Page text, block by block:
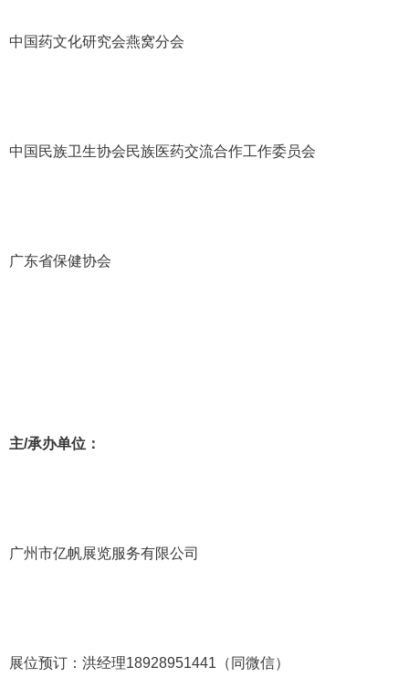
中国药文化研究会燕窝分会
中国民族卫生协会民族医药交流合作工作委员会
广东省保健协会
主/承办单位：
广州市亿帆展览服务有限公司
展位预订：洪经理18928951441 （同微信）